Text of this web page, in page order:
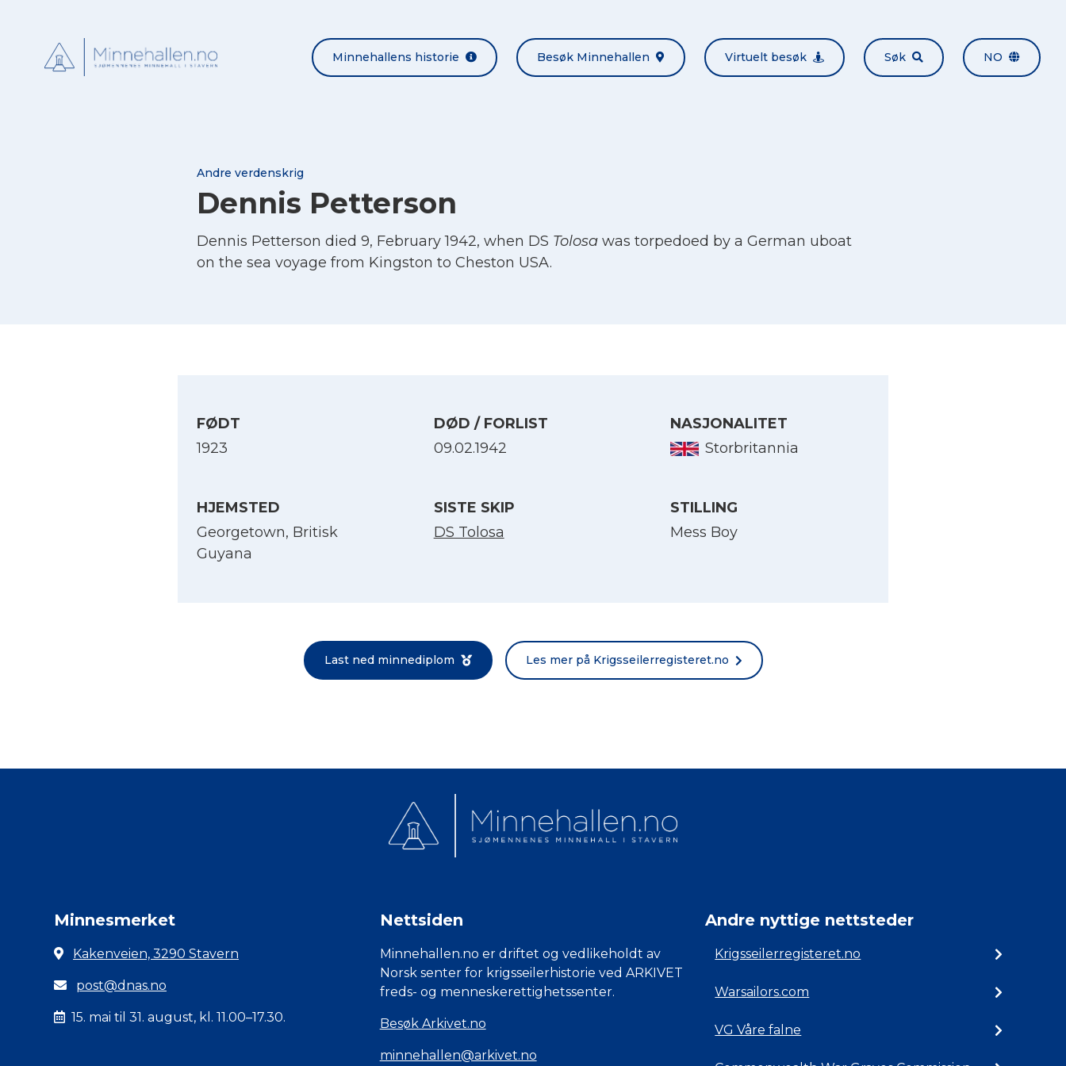
Minnehallens historie Besøk Minnehallen Virtuelt besøk Søk NO
Andre verdenskrig
Dennis Petterson
Dennis Petterson died 9, February 1942, when DS Tolosa was torpedoed by a German uboat
on the sea voyage from Kingston to Cheston USA.
FØDT
1923
DØD / FORLIST
09.02.1942
NASJONALITET
Storbritannia
HJEMSTED
Georgetown, Britisk
Guyana
SISTE SKIP
DS Tolosa
STILLING
Mess Boy
Last ned minnediplom Les mer på Krigsseilerregisteret.no
Minnesmerket
Kakenveien, 3290 Stavern
post@dnas.no
15. mai til 31. august, kl. 11.00–17.30.
Nettsiden
Minnehallen.no er driftet og vedlikeholdt av
Norsk senter for krigsseilerhistorie ved ARKIVET
freds- og menneskerettighetssenter.
Besøk Arkivet.no
minnehallen@arkivet.no
Andre nyttige nettsteder
Krigsseilerregisteret.no
Warsailors.com
VG Våre falne
Norsk bokmål